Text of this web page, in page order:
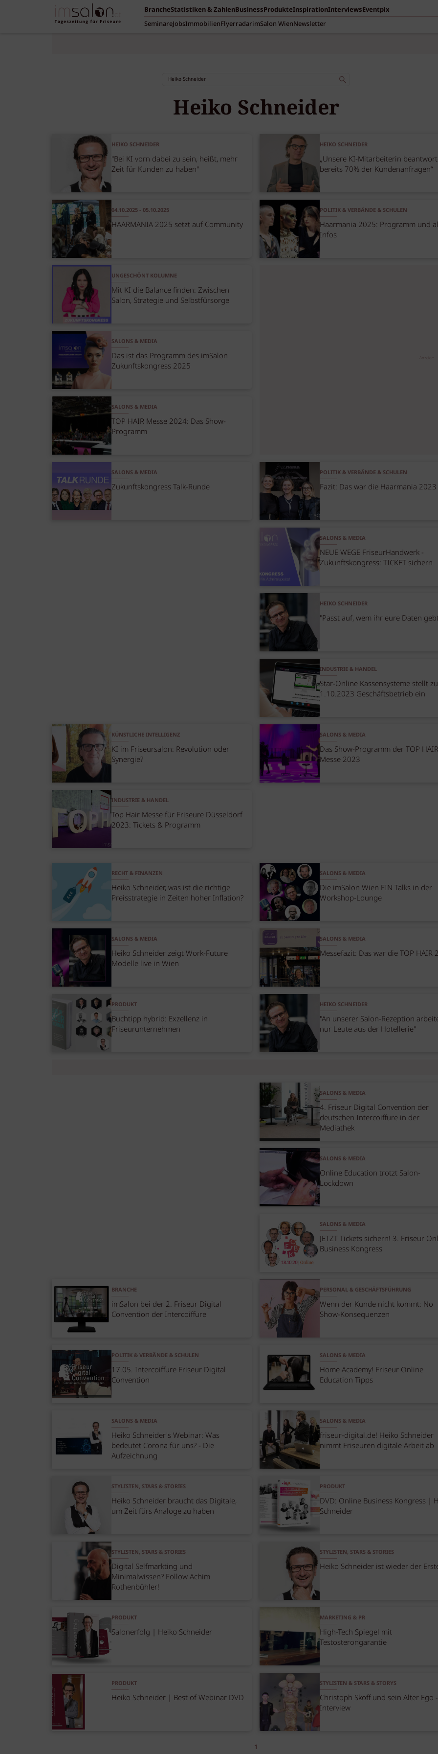
BrancheStatistiken & ZahlenBusinessProdukteInspirationInterviewsEventpix
SeminareJobsImmobilienFlyerradarimSalon WienNewsletter
Heiko Schneider
HEIKO SCHNEIDER
"Bei KI vorn dabei zu sein, heißt, mehr
Zeit für Kunden zu haben"
HEIKO SCHNEIDER
„Unsere KI-Mitarbeiterin
bereits 70% der Kundenanfragen“
04.10.2025 - 05.10.2025
HAARMANIA 2025 setzt auf Community
POLITIK & VERBÄNDE & SCHULEN
Haarmania 2025: Programm und
Infos
UNGESCHÖNT KOLUMNE
Mit KI die Balance finden: Zwischen
Salon, Strategie und Selbstfürsorge
Anzeige
SALONS & MEDIA
Das ist das Programm des imSalon
Zukunftskongress 2025
SALONS & MEDIA
TOP HAIR Messe 2024: Das Show-
Programm
SALONS & MEDIA
Zukunftskongress Talk-Runde
POLITIK & VERBÄNDE & SCHULEN
Fazit: Das war die Haarmania 2023
SALONS & MEDIA
NEUE WEGE FriseurHandwerk -
Zukunftskongress: TICKET sichern
HEIKO SCHNEIDER
"Passt auf, wem ihr eure Daten
INDUSTRIE & HANDEL
Star-Online Kassensysteme stellt
1.10.2023 Geschäftsbetrieb ein
KÜNSTLICHE INTELLIGENZ
KI im Friseursalon: Revolution oder
Synergie?
SALONS & MEDIA
Das Show-Programm der TOP HAIR
Messe 2023
INDUSTRIE & HANDEL
Top Hair Messe für Friseure Düsseldorf
2023: Tickets & Programm
RECHT & FINANZEN
Heiko Schneider, was ist die richtige
Preisstrategie in Zeiten hoher Inflation?
SALONS & MEDIA
Die imSalon Wien FIN Talks in der
Workshop-Lounge
SALONS & MEDIA
Heiko Schneider zeigt Work-Future
Modelle live in Wien
SALONS & MEDIA
Messefazit: Das war die TOP HAIR
PRODUKT
Buchtipp hybrid: Exzellenz in
Friseurunternehmen
HEIKO SCHNEIDER
"An unserer Salon-Rezeption
nur Leute aus der Hotellerie"
SALONS & MEDIA
4. Friseur Digital Convention der
deutschen Intercoiffure in der
Mediathek
SALONS & MEDIA
Online Education trotzt Salon-
Lockdown
SALONS & MEDIA
JETZT Tickets sichern! 3. Friseur
Business Kongress
BRANCHE
imSalon bei der 2. Friseur Digital
Convention der Intercoiffure
PERSONAL & GESCHÄFTSFÜHRUNG
Wenn der Kunde nicht kommt: No
Show-Konsequenzen
POLITIK & VERBÄNDE & SCHULEN
17.05. Intercoiffure Friseur Digital
Convention
SALONS & MEDIA
Home Academy! Friseur Online
Education Tipps
SALONS & MEDIA
Heiko Schneider's Webinar: Was
bedeutet Corona für uns? - Die
Aufzeichnung
SALONS & MEDIA
friseur-digital.de! Heiko Schneider
nimmt Friseuren digitale Arbeit ab
STYLISTEN, STARS & STORIES
Heiko Schneider braucht das Digitale,
um Zeit fürs Analoge zu haben
PRODUKT
DVD: Online Business Kongress |
Schneider
STYLISTEN, STARS & STORIES
Digital Selfmarkting und
Minimalwissen? Follow Achim
Rothenbühler!
STYLISTEN, STARS & STORIES
Heiko Schneider ist wieder der
PRODUKT
Salonerfolg | Heiko Schneider
MARKETING & PR
High-Tech Spiegel mit
Testosterongarantie
PRODUKT
Heiko Schneider | Best of Webinar DVD
STYLISTEN & STARS & STORYS
Christoph Skoff und sein Alter Ego -
Interview
1